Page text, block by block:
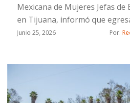
Mexicana de Mujeres Jefas de
en Tijuana, informó que
generación
Junio 25, 2026 Por: